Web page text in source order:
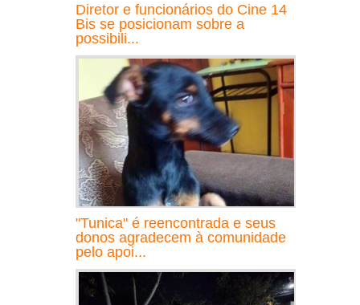
Diretor e funcionários do Cine 14
Bis se posicionam sobre a
possibili...
"Tunica" é reencontrada e seus
donos agradecem à comunidade
pelo apoi...